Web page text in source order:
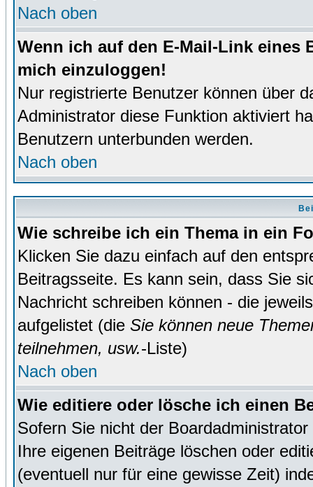
Nach oben
Wenn ich auf den E-Mail-Link eines
mich einzuloggen!
Nur registrierte Benutzer können über
Administrator diese Funktion aktiviert
Benutzern unterbunden werden.
Nach oben
Wie schreibe ich ein Thema in ein
Klicken Sie dazu einfach auf den
Beitragsseite. Es kann sein, dass Sie
Nachricht schreiben können - die
aufgelistet (die Sie können neue
teilnehmen, usw.-Liste)
Nach oben
Wie editiere oder lösche ich einen
Sofern Sie nicht der
Ihre eigenen Beiträge löschen oder
(eventuell nur für eine gewisse Zeit)